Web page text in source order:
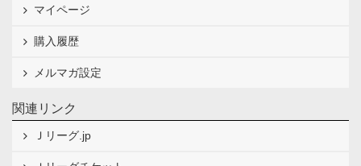
マイページ
購入履歴
メルマガ設定
関連リンク
Ｊリーグ.jp